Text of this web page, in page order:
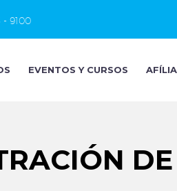
- 9100
EVENTOS Y CURSOS
DE